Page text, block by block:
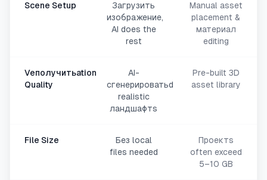
Scene Setup
Загрузить
изображение,
AI does the
rest
Manual asset
placement &
материал
editing
Veполучитьation
Quality
AI-
сгенерироватьd
realistic
ландшафтs
Pre-built 3D
asset library
File Size
Без local
files needed
Проектs
often exceed
5–10 GB